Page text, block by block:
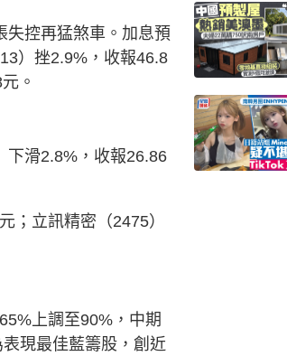
失控再猛煞車。加息預
）挫2.9%，收報46.8
。
下滑2.8%，收報26.86
；立訊精密（2475）
上調至90%，中期
現最佳藍籌股，創近